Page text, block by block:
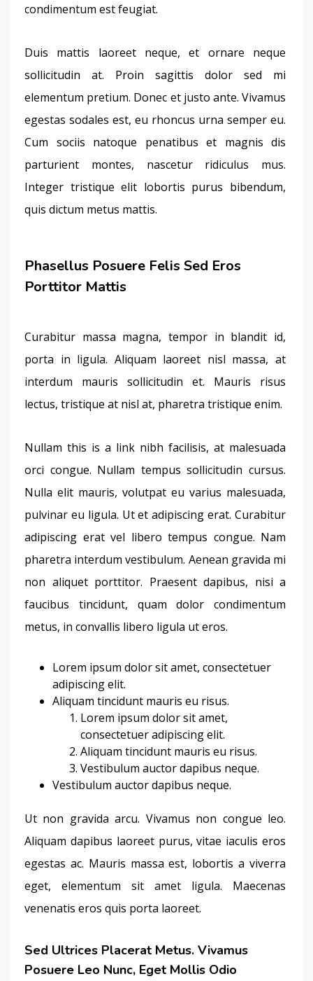
condimentum est feugiat.
Duis mattis laoreet neque, et ornare neque
sollicitudin at. Proin sagittis dolor sed mi
elementum pretium. Donec et justo ante. Vivamus
egestas sodales est, eu rhoncus urna semper eu.
Cum sociis natoque penatibus et magnis dis
parturient montes, nascetur ridiculus mus.
Integer tristique elit lobortis purus bibendum,
quis dictum metus mattis.
Phasellus Posuere Felis Sed Eros
Porttitor Mattis
Curabitur massa magna, tempor in blandit id,
porta in ligula. Aliquam laoreet nisl massa, at
interdum mauris sollicitudin et. Mauris risus
lectus, tristique at nisl at, pharetra tristique enim.
Nullam this is a link nibh facilisis, at malesuada
orci congue. Nullam tempus sollicitudin cursus.
Nulla elit mauris, volutpat eu varius malesuada,
pulvinar eu ligula. Ut et adipiscing erat. Curabitur
adipiscing erat vel libero tempus congue. Nam
pharetra interdum vestibulum. Aenean gravida mi
non aliquet porttitor. Praesent dapibus, nisi a
faucibus tincidunt, quam dolor condimentum
metus, in convallis libero ligula ut eros.
Lorem ipsum dolor sit amet, consectetuer
adipiscing elit.
Aliquam tincidunt mauris eu risus.
Lorem ipsum dolor sit amet,
consectetuer adipiscing elit.
Aliquam tincidunt mauris eu risus.
Vestibulum auctor dapibus neque.
Vestibulum auctor dapibus neque.
Ut non gravida arcu. Vivamus non congue leo.
Aliquam dapibus laoreet purus, vitae iaculis eros
egestas ac. Mauris massa est, lobortis a viverra
eget, elementum sit amet ligula. Maecenas
venenatis eros quis porta laoreet.
Sed Ultrices Placerat Metus. Vivamus
Posuere Leo Nunc, Eget Mollis Odio